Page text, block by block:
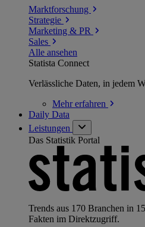
Marktforschung
Strategie
Marketing & PR
Sales
Alle ansehen
Statista Connect
Verlässliche Daten, in jedem
Mehrerfahren
Daily Data
Leistungen
Das Statistik Portal
Trends aus 170 Branchen in
Fakten im Direktzugriff.